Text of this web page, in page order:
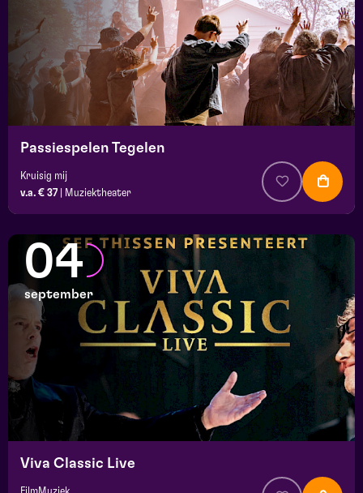
Passiespelen Tegelen
Kruisig mij
v.a. € 37
Muziektheater
04
september
Viva Classic Live